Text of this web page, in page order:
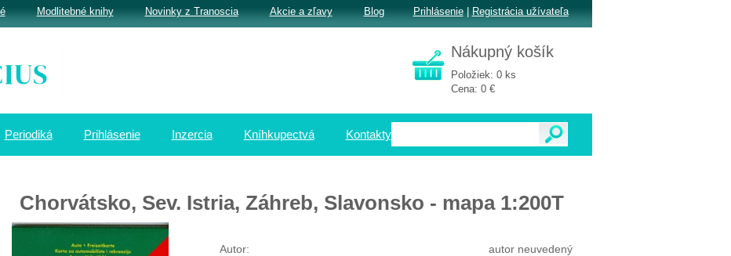
Periodiká Prihlásenie Inzercia Kníhkupectvá Kontakty
Chorvátsko, Sev. Istria, Záhreb, Slavonsko - mapa 1:200T
Autor:
autor neuvedený
Modlitebné knihy Novinky z Tranoscia Akcie a zľavy Blog
Nákupný košík
Položiek: 0 ks
Cena: 0 €
Prihlásenie| Registrácia užívateľa